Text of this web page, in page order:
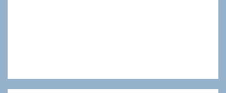
Tessier,hypnothérapeute à Paris 7. Découvrez des